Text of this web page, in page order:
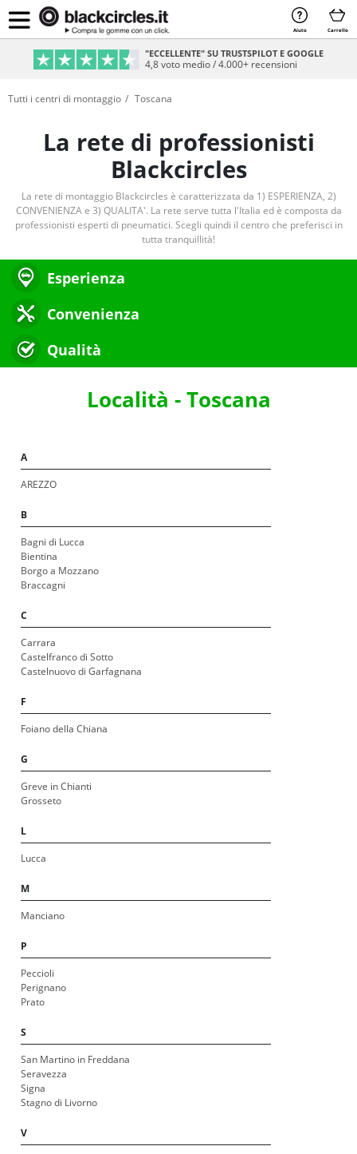
Aiuto Carrello
"ECCELLENTE" SU TRUSTSPILOT E GOOGLE
4,8 voto medio / 4.000+ recensioni
Tutti i centri di montaggio Toscana
La rete di professionisti
Blackcircles
La rete di montaggio Blackcircles è caratterizzata da 1) ESPERIENZA, 2)
CONVENIENZA e 3) QUALITA'. La rete serve tutta l'Italia ed è composta da
professionisti esperti di pneumatici. Scegli quindi il centro che preferisci in
tutta tranquillità!
Esperienza
Convenienza
Qualità
Località - Toscana
A
AREZZO
B
Bagni di Lucca
Bientina
Borgo a Mozzano
Braccagni
C
Carrara
Castelfranco di Sotto
Castelnuovo di Garfagnana
F
Foiano della Chiana
G
Greve in Chianti
Grosseto
L
Lucca
M
Manciano
P
Peccioli
Perignano
Prato
S
San Martino in Freddana
Seravezza
Signa
Stagno di Livorno
V